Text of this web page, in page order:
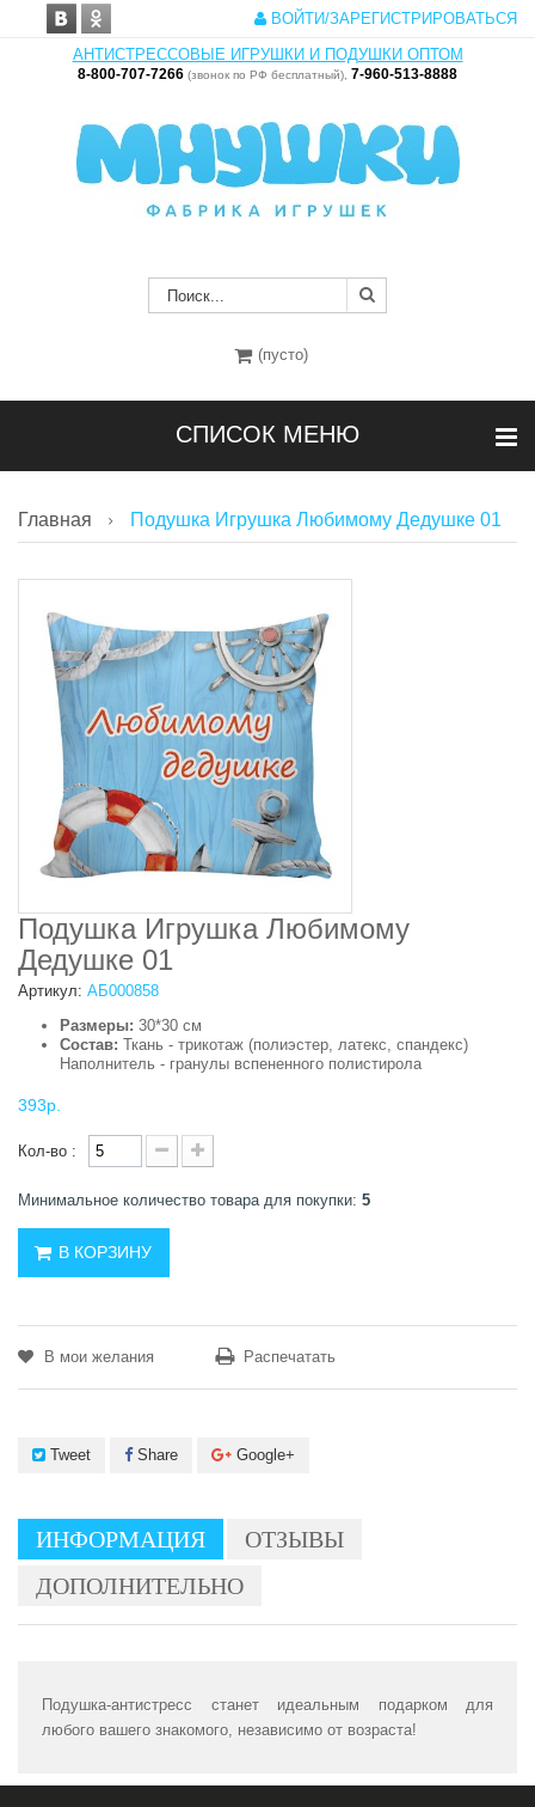
ВОЙТИ/ЗАРЕГИСТРИРОВАТЬСЯ
АНТИСТРЕССОВЫЕ ИГРУШКИ И ПОДУШКИ ОПТОМ
8-800-707-7266 (звонок по РФ бесплатный), 7-960-513-8888
(пусто)
СПИСОК МЕНЮ
Главная Подушка Игрушка Любимому Дедушке 01
Подушка Игрушка Любимому
Дедушке 01
Артикул: АБ000858
Размеры: 30*30 см
Состав: Ткань - трикотаж (полиэстер, латекс, спандекс)
Наполнитель - гранулы вспененного полистирола
393р.
Кол-во :
Минимальное количество товара для покупки: 5
В КОРЗИНУ
В мои желания Распечатать
Tweet Share Google+
ИНФОРМАЦИЯ
ОТЗЫВЫ
ДОПОЛНИТЕЛЬНО
Подушка-антистресс станет идеальным подарком для
любого вашего знакомого, независимо от возраста!